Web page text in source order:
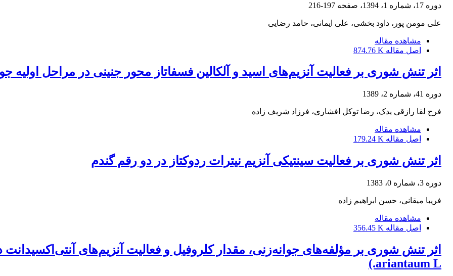
دوره 17، شماره 1، 1394، صفحه 197-216
علی مومن پور، داود بخشی، علی ایمانی، حامد رضایی
مشاهده مقاله
اصل مقاله 874.76 K
اثر تنش شوری بر فعالیت آنزیم‌های اسید و آلکالین فسفاتاز محور جنینی در مراحل اولیه
دوره 41، شماره 2، 1389
فرح لقا رازقی یدک، رضا توکل افشاری، فرزاد شریف زاده
مشاهده مقاله
اصل مقاله 179.24 K
اثر تنش شوری بر فعالیت سینتیکی آنزیم نیترات ‌ردوکتاز در دو رقم گندم
دوره 3، شماره 0، 1383
فریبا میقانی، حسن ابراهیم زاده
مشاهده مقاله
اصل مقاله 356.45 K
ariantaum L.)